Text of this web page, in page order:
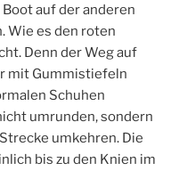
auf der anderen
Wie es den roten
Denn der Weg auf
mit Gummistiefeln
Schuhen
umrunden, sondern
umkehren. Die
bis zu den Knien im